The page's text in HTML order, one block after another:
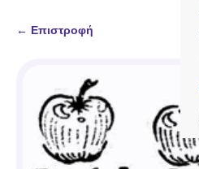
← Επιστροφή